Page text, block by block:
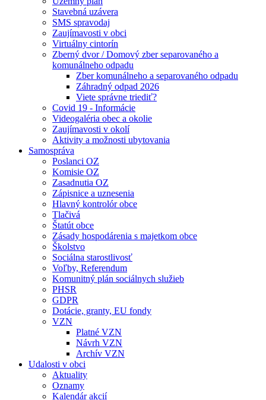
Stavebná uzávera
SMS spravodaj
Zaujímavosti v obci
Virtuálny cintorín
Zberný dvor / Domový zber separovaného a
komunálneho odpadu
Zber komunálneho a separovaného odpadu
Záhradný odpad 2026
Viete správne triediť?
Covid 19 - Informácie
Videogaléria obec a okolie
Zaujímavosti v okolí
Aktivity a možnosti ubytovania
Samospráva
Poslanci OZ
Komisie OZ
Zasadnutia OZ
Zápisnice a uznesenia
Hlavný kontrolór obce
Tlačivá
Štatút obce
Zásady hospodárenia s majetkom obce
Školstvo
Sociálna starostlivosť
Voľby, Referendum
Komunitný plán sociálnych služieb
PHSR
GDPR
Dotácie, granty, EU fondy
VZN
Platné VZN
Návrh VZN
Archív VZN
Udalosti v obci
Aktuality
Oznamy
Kalendár akcií